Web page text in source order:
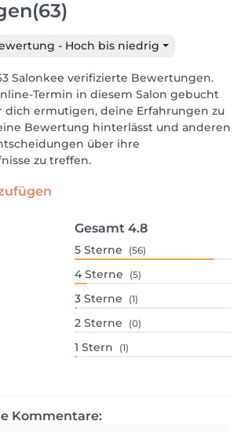
(63)
- Hoch bis niedrig
Salonkee verifizierte Bewertungen.
Termin in diesem Salon gebucht
dich ermutigen, deine Erfahrungen zu
Bewertung hinterlässt und anderen
über ihre
zu treffen.
Gesamt 4.8
5 Sterne (56)
4 Sterne (5)
3 Sterne (1)
2 Sterne (0)
1 Stern (1)
Kommentare: